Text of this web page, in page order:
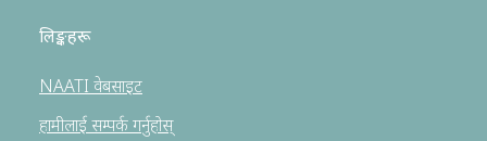
लिङ्कहरू
NAATI वेबसाइट
हामीलाई सम्पर्क गर्नुहोस्